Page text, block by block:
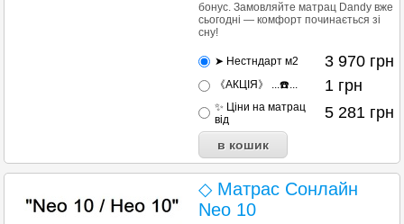
бонус. Замовляйте матрац Dandy вже
сьогодні — комфорт починається зі
сну!
➤ Нестндарт м2 3 970 грн
《АКЦІЯ》 ...☎️... 1 грн
✨ Ціни на матрац
від
5 281 грн
◇ Матрас Сонлайн
Neo 10